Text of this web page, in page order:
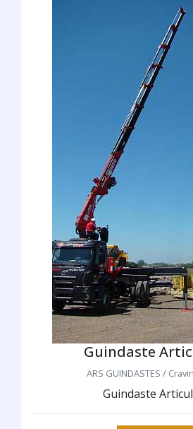
Guindaste
ARS GUINDASTES /
Guindaste